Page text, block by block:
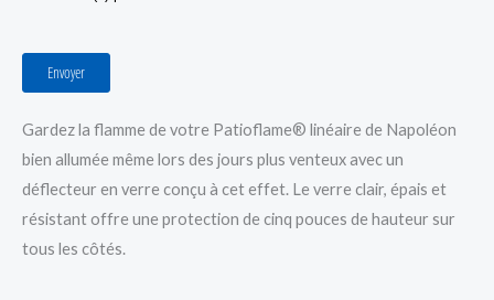
Envoyer
Gardez la flamme de votre Patioflame® linéaire de Napoléon
bien allumée même lors des jours plus venteux avec un
déflecteur en verre conçu à cet effet. Le verre clair, épais et
résistant offre une protection de cinq pouces de hauteur sur
tous les côtés.